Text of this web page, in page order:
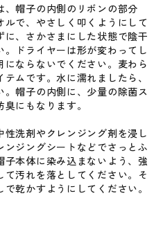
帽子の内側のリボンの部分
で、やさしく叩くようにして
、さかさまにした状態で陰干
ドライヤーは形が変わってし
ならないでください。麦わら
ムです。水に濡れましたら、
帽子の内側に、少量の除菌ス
にもなります。
洗剤やクレンジング剤を浸し
ジングシートなどでさっとふ
本体に染み込まないよう、強
汚れを落としてください。そ
乾かすようにしてください。